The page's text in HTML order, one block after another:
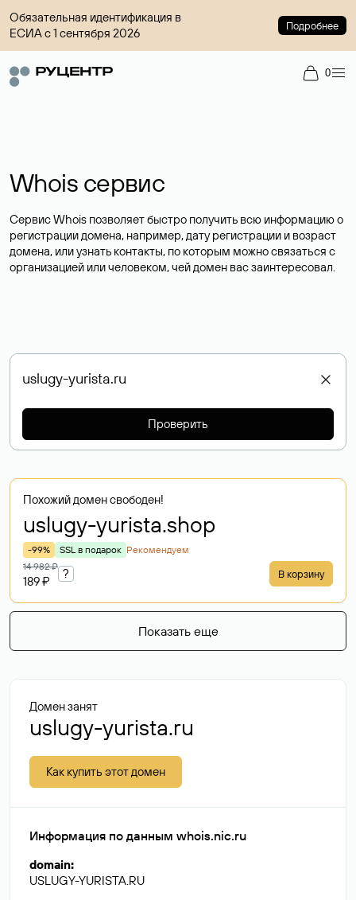
Обязательная идентификация в
ЕСИА с 1 сентября 2026
Подробнее
0
Whois сервис
Сервис Whois позволяет быстро получить всю информацию о
регистрации домена, например, дату регистрации и возраст
домена, или узнать контакты, по которым можно связаться с
организацией или человеком, чей домен вас заинтересовал.
Проверить
Похожий домен свободен!
uslugy-yurista.shop
-99% SSL в подарок Рекомендуем
14 982 ₽
189 ₽
? В корзину
Показать еще
Домен занят
uslugy-yurista.ru
Как купить этот домен
Информация по данным whois.nic.ru
domain:
USLUGY-YURISTA.RU